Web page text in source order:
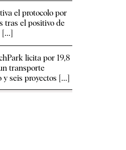
el protocolo por
tras el positivo de
licita por 19,8
transporte
y seis proyectos [...]